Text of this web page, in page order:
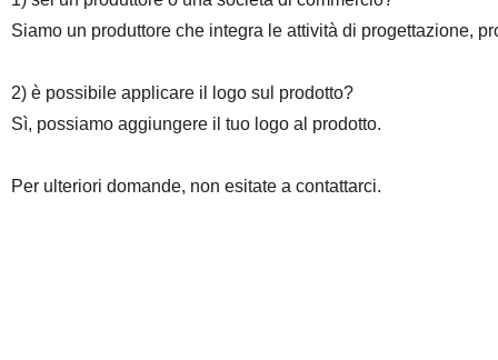
Siamo un produttore che integra le attività di progettazione,
2) è possibile applicare il logo sul prodotto?
Sì, possiamo aggiungere il tuo logo al prodotto.
Per ulteriori domande, non esitate a contattarci.